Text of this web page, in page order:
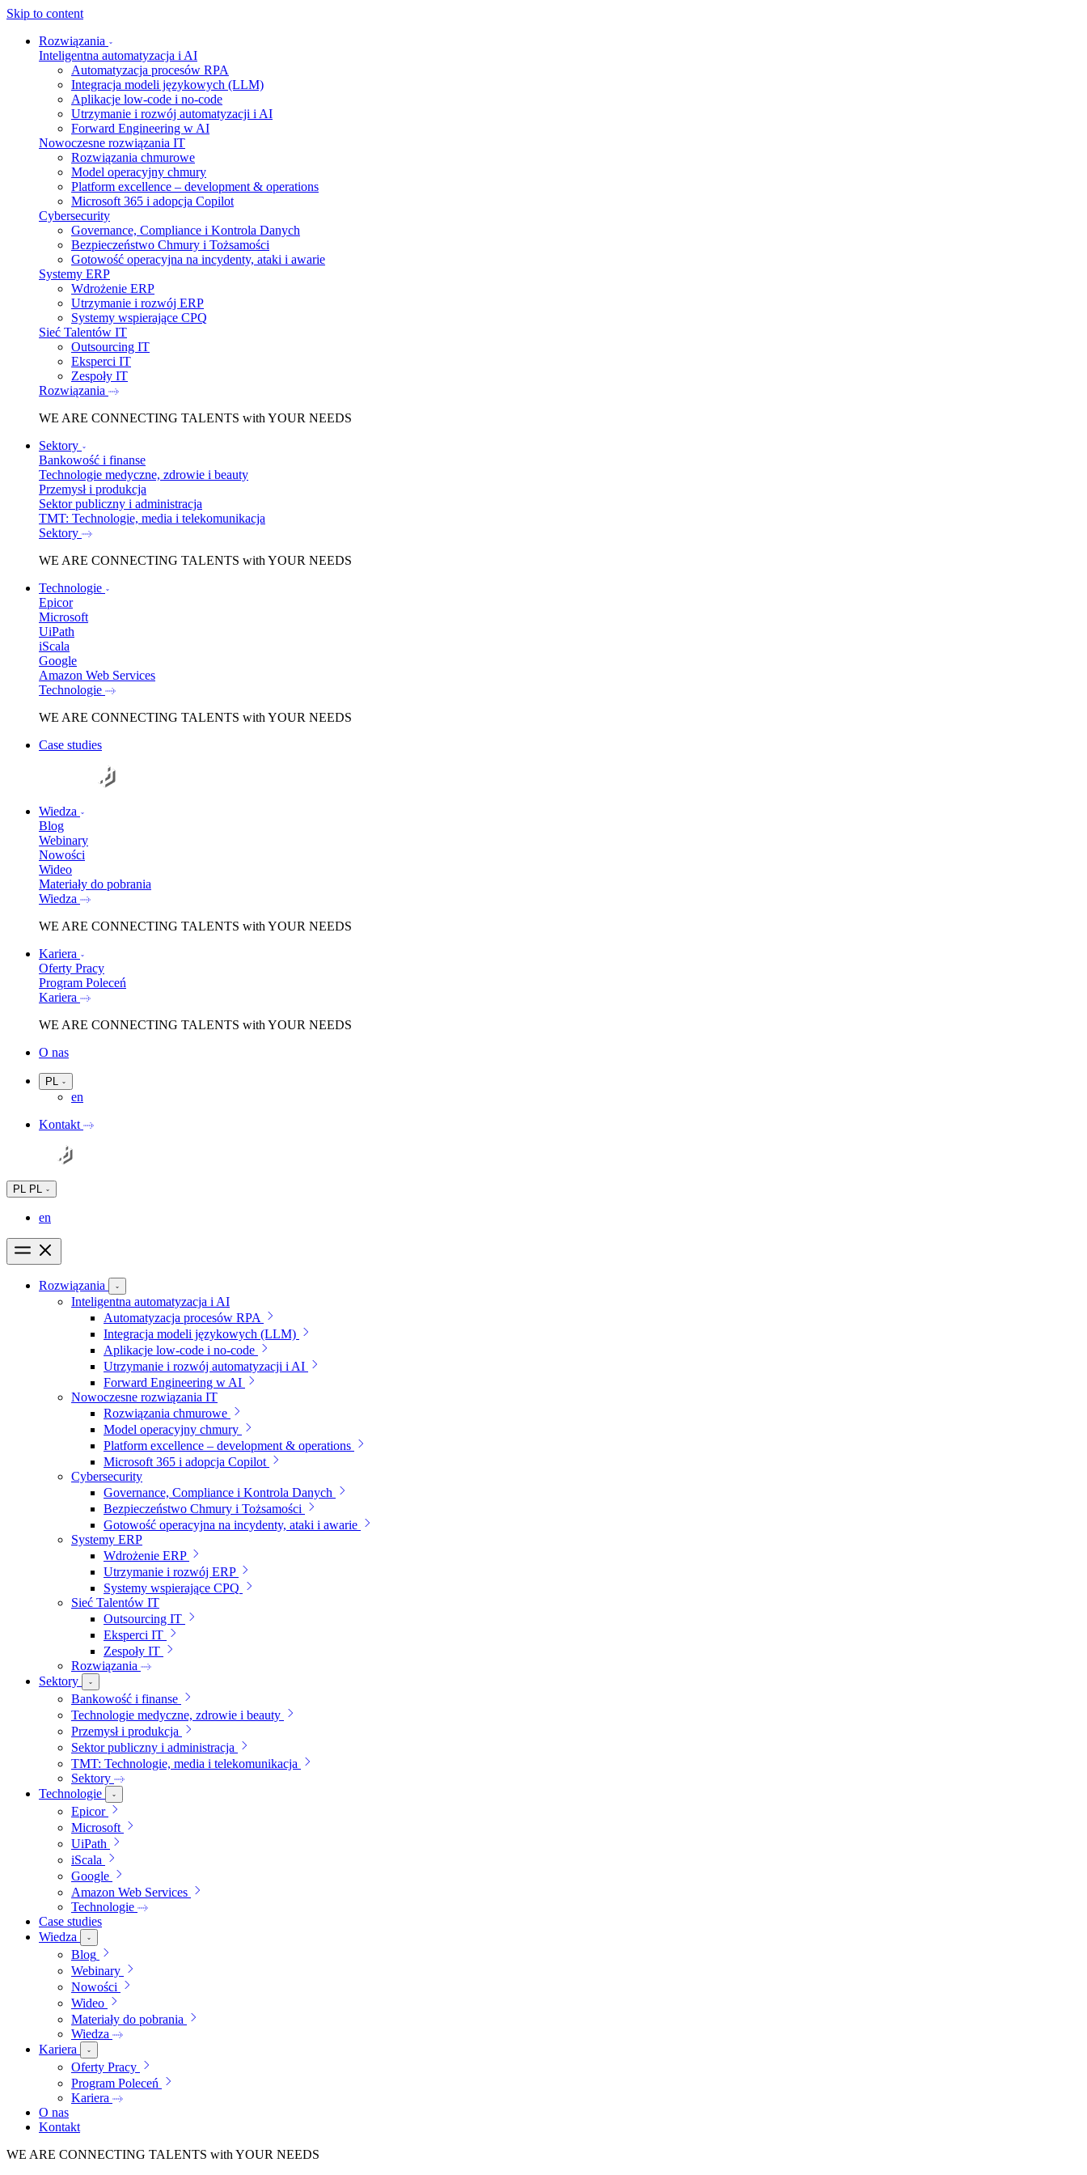
Skip to content
Rozwiązania
Inteligentna automatyzacja i AI
Automatyzacja procesów RPA
Integracja modeli językowych (LLM)
Aplikacje low-code i no-code
Utrzymanie i rozwój automatyzacji i AI
Forward Engineering w AI
Nowoczesne rozwiązania IT
Rozwiązania chmurowe
Model operacyjny chmury
Platform excellence – development & operations
Microsoft 365 i adopcja Copilot
Cybersecurity
Governance, Compliance i Kontrola Danych
Bezpieczeństwo Chmury i Tożsamości
Gotowość operacyjna na incydenty, ataki i awarie
Systemy ERP
Wdrożenie ERP
Utrzymanie i rozwój ERP
Systemy wspierające CPQ
Sieć Talentów IT
Outsourcing IT
Eksperci IT
Zespoły IT
Rozwiązania
WE ARE CONNECTING TALENTS with YOUR NEEDS
Sektory
Bankowość i finanse
Technologie medyczne, zdrowie i beauty
Przemysł i produkcja
Sektor publiczny i administracja
TMT: Technologie, media i telekomunikacja
Sektory
WE ARE CONNECTING TALENTS with YOUR NEEDS
Technologie
Epicor
Microsoft
UiPath
iScala
Google
Amazon Web Services
Technologie
WE ARE CONNECTING TALENTS with YOUR NEEDS
Case studies
Wiedza
Blog
Webinary
Nowości
Wideo
Materiały do pobrania
Wiedza
WE ARE CONNECTING TALENTS with YOUR NEEDS
Kariera
Oferty Pracy
Program Poleceń
Kariera
WE ARE CONNECTING TALENTS with YOUR NEEDS
O nas
PL
en
Kontakt
PL PL
en
Rozwiązania
Inteligentna automatyzacja i AI
Automatyzacja procesów RPA
Integracja modeli językowych (LLM)
Aplikacje low-code i no-code
Utrzymanie i rozwój automatyzacji i AI
Forward Engineering w AI
Nowoczesne rozwiązania IT
Rozwiązania chmurowe
Model operacyjny chmury
Platform excellence – development & operations
Microsoft 365 i adopcja Copilot
Cybersecurity
Governance, Compliance i Kontrola Danych
Bezpieczeństwo Chmury i Tożsamości
Gotowość operacyjna na incydenty, ataki i awarie
Systemy ERP
Wdrożenie ERP
Utrzymanie i rozwój ERP
Systemy wspierające CPQ
Sieć Talentów IT
Outsourcing IT
Eksperci IT
Zespoły IT
Rozwiązania
Sektory
Bankowość i finanse
Technologie medyczne, zdrowie i beauty
Przemysł i produkcja
Sektor publiczny i administracja
TMT: Technologie, media i telekomunikacja
Sektory
Technologie
Epicor
Microsoft
UiPath
iScala
Google
Amazon Web Services
Technologie
Case studies
Wiedza
Blog
Webinary
Nowości
Wideo
Materiały do pobrania
Wiedza
Kariera
Oferty Pracy
Program Poleceń
Kariera
O nas
Kontakt
WE ARE CONNECTING TALENTS with YOUR NEEDS